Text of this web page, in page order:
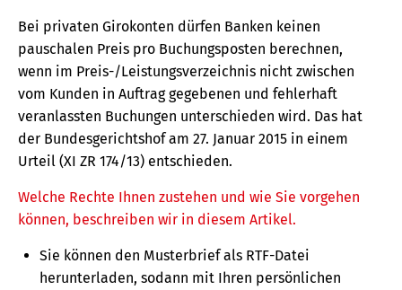
Bei privaten Girokonten dürfen Banken keinen
pauschalen Preis pro Buchungsposten berechnen,
wenn im Preis-/Leistungsverzeichnis nicht zwischen
vom Kunden in Auftrag gegebenen und fehlerhaft
veranlassten Buchungen unterschieden wird. Das hat
der Bundesgerichtshof am 27. Januar 2015 in einem
Urteil (XI ZR 174/13) entschieden.
Welche Rechte Ihnen zustehen und wie Sie vorgehen
können, beschreiben wir in diesem Artikel.
Sie können den Musterbrief als RTF-Datei
herunterladen, sodann mit Ihren persönlichen